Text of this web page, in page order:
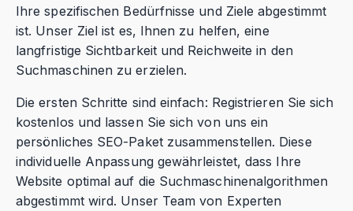
Ihre spezifischen Bedürfnisse und Ziele abgestimmt
ist. Unser Ziel ist es, Ihnen zu helfen, eine
langfristige Sichtbarkeit und Reichweite in den
Suchmaschinen zu erzielen.
Die ersten Schritte sind einfach: Registrieren Sie sich
kostenlos und lassen Sie sich von uns ein
persönliches SEO-Paket zusammenstellen. Diese
individuelle Anpassung gewährleistet, dass Ihre
Website optimal auf die Suchmaschinenalgorithmen
abgestimmt wird. Unser Team von Experten